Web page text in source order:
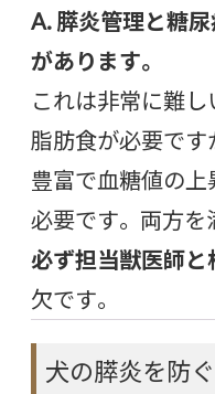
A. 膵炎管理と糖
があります。
これは非常に難
脂肪食が必要です
豊富で血糖値の
必要です。 両方を
必ず担当獣医師と
欠です。
犬の膵炎を防